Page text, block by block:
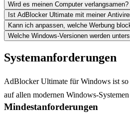
Wird es meinen Computer verlangsamen?
Ist AdBlocker Ultimate mit meiner
Kann ich anpassen, welche Werbung
Welche Windows-Versionen werden
Systemanforderungen
AdBlocker Ultimate für Windows ist so
auf allen modernen Windows-
Mindestanforderungen